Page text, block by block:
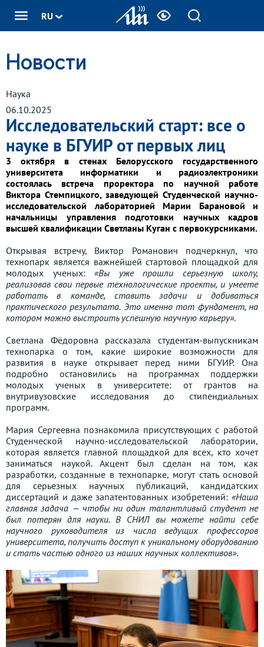
RU
Новости
Наука
06.10.2025
Исследовательский старт: все о
науке в БГУИР от первых лиц
3 октября в стенах Белорусского государственного
университета информатики и радиоэлектроники
состоялась встреча проректора по научной работе
Виктора Стемпицкого, заведующей Студенческой научно-
исследовательской лабораторией Марии Барановой и
начальницы управления подготовки научных кадров
высшей квалификации Светланы Куган с первокурсниками.
Открывая встречу, Виктор Романович подчеркнул, что
технопарк является важнейшей стартовой площадкой для
молодых ученых: «Вы уже прошли серьезную школу,
реализовав свои первые технологические проекты, и умеете
работать в команде, ставить задачи и добиваться
практического результата. Это именно тот фундамент, на
котором можно выстроить успешную научную карьеру».
Светлана Фёдоровна рассказала студентам-выпускникам
технопарка о том, какие широкие возможности для
развития в науке открывает перед ними БГУИР. Она
подробно остановились на программах поддержки
молодых ученых в университете: от грантов на
внутривузовские исследования до стипендиальных
программ.
Мария Сергеевна познакомила присутствующих с работой
Студенческой научно-исследовательской лаборатории,
которая является главной площадкой для всех, кто хочет
заниматься наукой. Акцент был сделан на том, как
разработки, созданные в технопарке, могут стать основой
для серьезных научных публикаций, кандидатских
диссертаций и даже запатентованных изобретений: «Наша
главная задача — чтобы ни один талантливый студент не
был потерян для науки. В СНИЛ вы можете найти себе
научного руководителя из числа ведущих профессоров
университета, получить доступ к уникальному оборудованию
и стать частью одного из наших научных коллективов».